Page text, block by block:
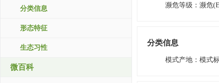
分类信息
形态特征
生态习性
微百科
濒危等级 ： 濒危
分类信息
模式产地 ： 模式